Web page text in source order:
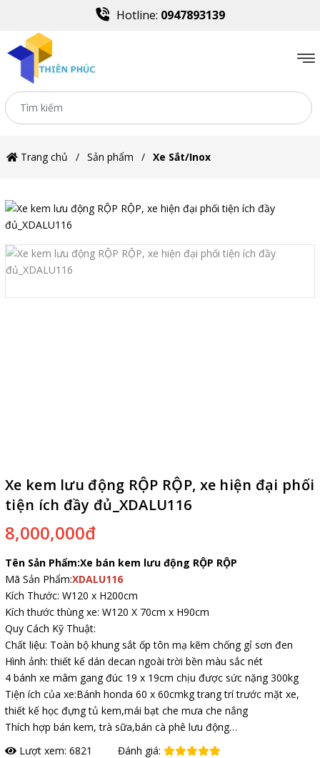
Hotline: 0947893139
Trang chủ Sản phẩm Xe Sắt/Inox
Xe kem lưu động RỘP RỘP, xe hiện đại phối
tiện ích đầy đủ_XDALU116
8,000,000đ
Tên Sản Phẩm:Xe bán kem lưu động RỘP RỘP
Mã Sản Phẩm:XDALU116
Kích Thước: W120 x H200cm
Kích thước thùng xe: W120 X 70cm x H90cm
Quy Cách Kỹ Thuật:
Chất liệu: Toàn bộ khung sắt ốp tôn mạ kẽm chống gỉ sơn đen
Hình ảnh: thiết kế dán decan ngoài trời bền màu sắc nét
4 bánh xe mâm gang đúc 19 x 19cm chịu được sức nặng 300kg
Tiện ích của xe:Bánh honda 60 x 60cmkg trang trí trước mặt xe,
thiết kế học đựng tủ kem,mái bạt che mưa che nắng
Thích hợp bán kem, trà sữa,bán cà phê lưu động…
Lượt xem: 6821
Đánh giá: